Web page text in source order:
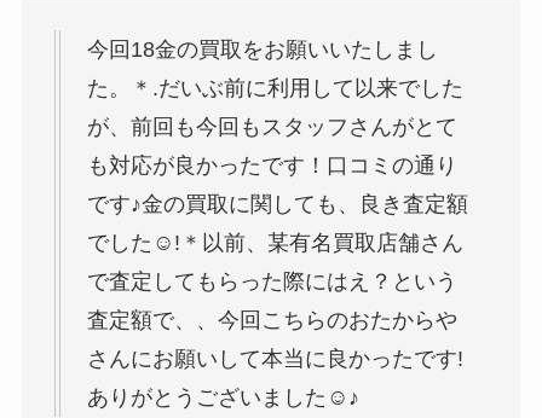
今回18金の買取をお願いいたしまし
た。＊.だいぶ前に利用して以来でした
が、前回も今回もスタッフさんがとて
も対応が良かったです！口コミの通り
です♪金の買取に関しても、良き査定額
でした☺︎!＊以前、某有名買取店舗さん
で査定してもらった際にはえ？という
査定額で、、今回こちらのおたからや
さんにお願いして本当に良かったです!
ありがとうございました☺︎♪